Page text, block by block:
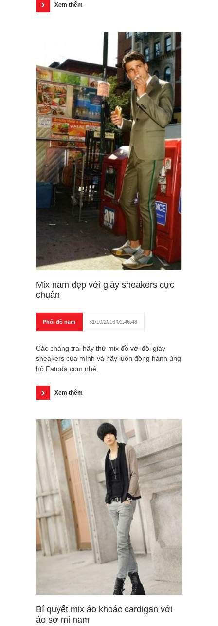
Xem thêm
Mix nam đẹp với giày sneakers cực
chuẩn
Phối đồ nam 31/10/2016 02:46:48
Các chàng trai hãy thử mix đồ với đôi giày
sneakers của mình và hãy luôn đồng hành ủng
hộ Fatoda.com nhé.
Xem thêm
Bí quyết mix áo khoác cardigan với
áo sơ mi nam